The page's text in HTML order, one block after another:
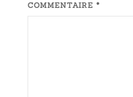
COMMENTAIRE *